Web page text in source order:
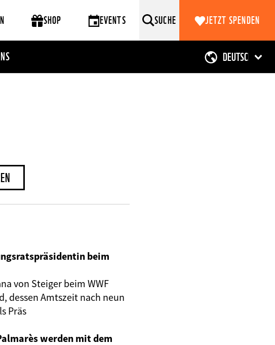
SHOP EVENTS SUCHE JETZT SPENDEN
beim
von Steiger beim WWF
dessen Amtszeit nach neun
Präs
werden mit dem